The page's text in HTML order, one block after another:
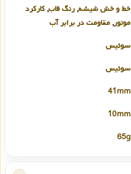
خط و خش شیشه, رنگ قاب, کارکرد
موتور, مقاومت در برابر آب
سوئیس
سوئیس
41mm
10mm
65g